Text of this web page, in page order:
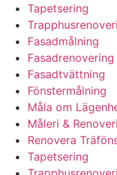
Tapetsering
Fasadmålning
Fasadtvättning
Fönstermålning
Måla om
Måleri &
Renovera
Tapetsering